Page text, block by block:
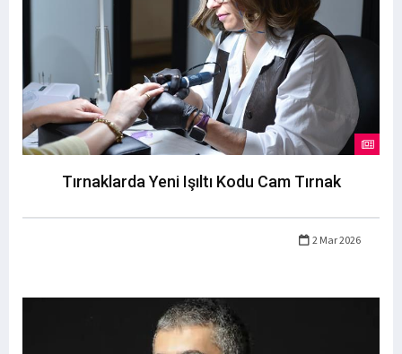
Tırnaklarda Yeni Işıltı Kodu Cam Tırnak
2 Mar 2026